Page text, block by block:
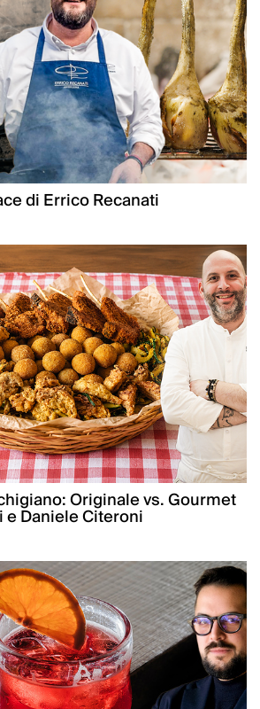
di Errico Recanati
Originale vs. Gourmet
Daniele Citeroni